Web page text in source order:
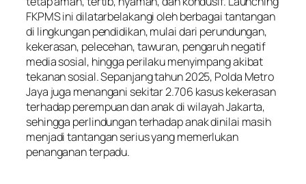
FKPMS ini dilatarbelakangi oleh berbagai tantangan
di lingkungan pendidikan, mulai dari perundungan,
kekerasan, pelecehan, tawuran, pengaruh negatif
media sosial, hingga perilaku menyimpang akibat
tekanan sosial. Sepanjang tahun 2025, Polda Metro
Jaya juga menangani sekitar 2.706 kasus kekerasan
terhadap perempuan dan anak di wilayah Jakarta,
sehingga perlindungan terhadap anak dinilai masih
menjadi tantangan serius yang memerlukan
penanganan terpadu.